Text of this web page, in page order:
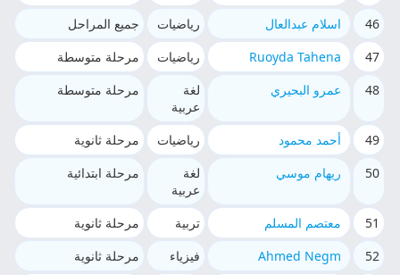
46 اسلام عبدالعال رياضيات
جميع المراحل
47
Ruoyda Tahena رياضيات
مرحلة متوسطة
48
عمرو البحيري
لغة
عربية
مرحلة متوسطة
49 أحمد محمود رياضيات
مرحلة ثانوية
50
ريهام موسي
لغة
عربية
مرحلة ابتدائية
51 معتصم المسلم تربية
مرحلة ثانوية
52
Ahmed Negm فيزياء مرحلة ثانوية